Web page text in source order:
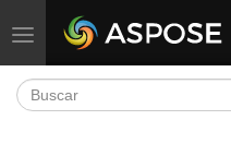
Alternar navegación